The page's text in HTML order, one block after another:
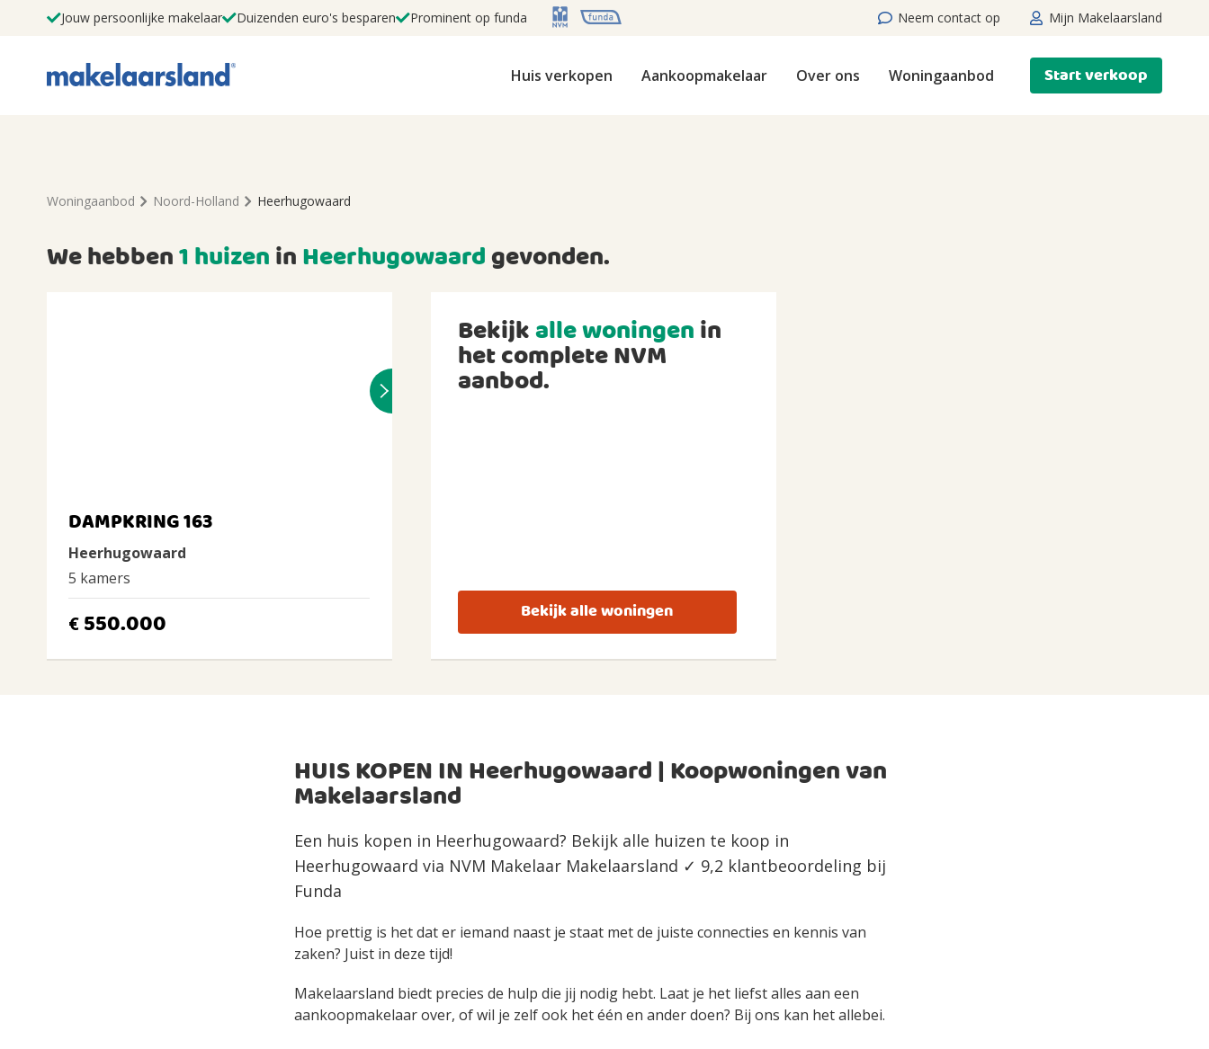
Jouw persoonlijke makelaar Duizenden euro's besparen Prominent op funda Neem contact op Mijn Makelaarsland
Huis verkopen Aankoopmakelaar Over ons Woningaanbod Start verkoop
Woningaanbod Noord-Holland Heerhugowaard
We hebben1 huizeninHeerhugowaardgevonden.
DAMPKRING 163
Heerhugowaard
5 kamers
€ 550.000
Bekijkalle woningenin
het complete NVM
aanbod.
Bekijk alle woningen
HUIS KOPEN IN Heerhugowaard | Koopwoningen van
Makelaarsland
Een huis kopen in Heerhugowaard? Bekijk alle huizen te koop in
Heerhugowaard via NVM Makelaar Makelaarsland ✓ 9,2 klantbeoordeling bij
Funda
Hoe prettig is het dat er iemand naast je staat met de juiste connecties en kennis van
zaken? Juist in deze tijd!
Makelaarsland biedt precies de hulp die jij nodig hebt. Laat je het liefst alles aan een
aankoopmakelaar over, of wil je zelf ook het één en ander doen? Bij ons kan het allebei.